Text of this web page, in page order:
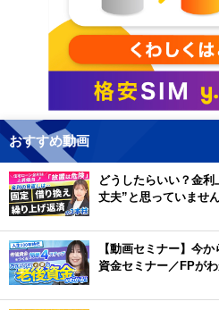
おすすめ動画
どうしたらいい？金
丈夫”と思っていませ
【動画セミナー】今
資金セミナー／FPが